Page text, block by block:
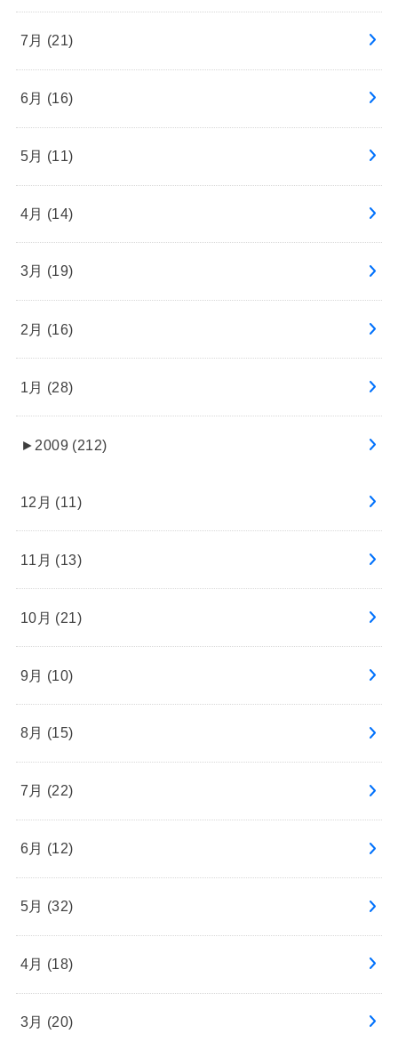
7月 (21)
6月 (16)
5月 (11)
4月 (14)
3月 (19)
2月 (16)
1月 (28)
► 2009 (212)
12月 (11)
11月 (13)
10月 (21)
9月 (10)
8月 (15)
7月 (22)
6月 (12)
5月 (32)
4月 (18)
3月 (20)